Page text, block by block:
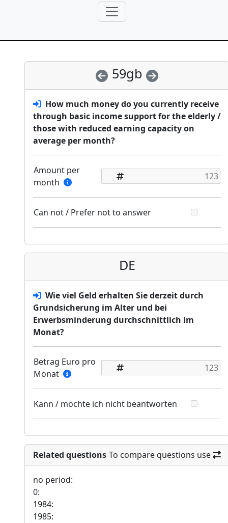
59gb
How much money do you currently receive
through basic income support for the elderly /
those with reduced earning capacity on
average per month?
Amount per
month
Can not / Prefer not to answer
DE
Wie viel Geld erhalten Sie derzeit durch
Grundsicherung im Alter und bei
Erwerbsminderung durchschnittlich im
Monat?
Betrag Euro pro
Monat
Kann / möchte ich nicht beantworten
Related questions To compare questions use
no period:
0:
1984:
1985: